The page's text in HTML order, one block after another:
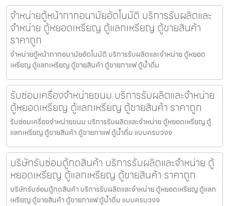
จำหน่ายตู้หน้ากากอนามัย​อัตโนมัติ บริการรับผลิตและ
จำหน่าย ตู้หยอดเหรียญ ตู้แลกเหรียญ ตู้ขายสินค้า
ราคาถูก
จำหน่ายตู้หน้ากากอนามัย​อัตโนมัติ บริการรับผลิตและจำหน่าย ตู้หยอด
เหรียญ ตู้แลกเหรียญ ตู้ขายสินค้า ตู้ขายกาแฟ ตู้น้ำดื่ม
รับซ่อมเครื่องจำหน่ายขนม บริการรับผลิตและจำหน่าย
ตู้หยอดเหรียญ ตู้แลกเหรียญ ตู้ขายสินค้า ราคาถูก
รับซ่อมเครื่องจำหน่ายขนม บริการรับผลิตและจำหน่าย ตู้หยอดเหรียญ ตู้
แลกเหรียญ ตู้ขายสินค้า ตู้ขายกาแฟ ตู้น้ำดื่ม แบบครบวงจ
บริษัทรับซ่อมตู้กดสินค้า บริการรับผลิตและจำหน่าย ตู้
หยอดเหรียญ ตู้แลกเหรียญ ตู้ขายสินค้า ราคาถูก
บริษัทรับซ่อมตู้กดสินค้า บริการรับผลิตและจำหน่าย ตู้หยอดเหรียญ ตู้แลก
เหรียญ ตู้ขายสินค้า ตู้ขายกาแฟ ตู้น้ำดื่ม แบบครบวงจ